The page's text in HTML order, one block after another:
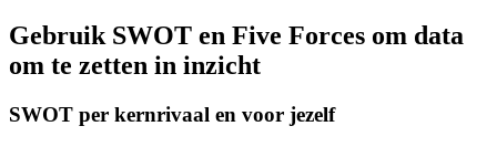
Gebruik SWOT en Five Forces om data
om te zetten in inzicht
SWOT per kernrivaal en voor jezelf